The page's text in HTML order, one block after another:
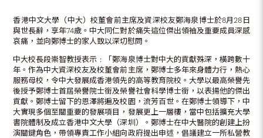
香港中文大學（中大）校董會前主席及資深校友鄭海泉博士於8月28日
與世長辭，享年74歲。中大同仁對於痛失這位傑出領袖及重要成員深感
哀痛，並向鄭博士的家人致以深切慰問。
中大校長段崇智教授表示﹕「鄭海泉博士對中大的貢獻殊深，橫跨數十
年。作為中大資深校友及校董會前主席，鄭博士多年來身體力行，熱心
服務母校，令中大發展成香港領先的高等教育院校。大學以最高榮譽先
後授予鄭博士首屆榮譽院士銜及榮譽社會科學博士銜，以表揚他的傑出
貢獻。鄭博士留下的恩澤將遍及校園，流芳百世。在鄭博士領導下，中
大實現多個至關重要的發展項目，發展更上一層樓，當中包括擴充大學
書院體制及成立香港中文大學（深圳）。鄭博士在中大醫院的創建上扮
演關鍵角色，帶領專責工作小組向政府提出申述，倡議建立一所私營教